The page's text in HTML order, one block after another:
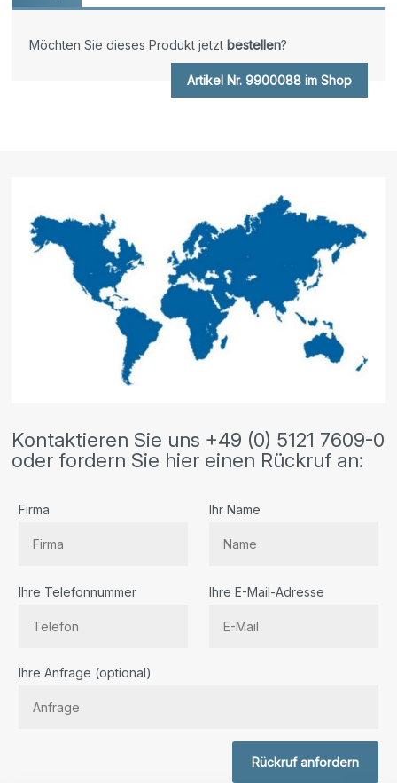
Möchten Sie dieses Produkt jetzt bestellen?
Artikel Nr. 9900088 im Shop
Kontaktieren Sie uns +49 (0) 5121 7609-0
oder fordern Sie hier einen Rückruf an:
Firma Ihr Name
Ihre Telefonnummer Ihre E-Mail-Adresse
Ihre Anfrage (optional)
Rückruf anfordern